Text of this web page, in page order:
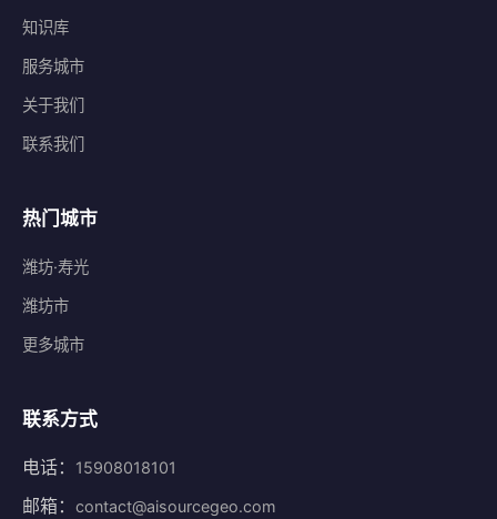
知识库
服务城市
关于我们
联系我们
热门城市
潍坊·寿光
潍坊市
更多城市
联系方式
电话： 15908018101
邮箱： contact@aisourcegeo.com